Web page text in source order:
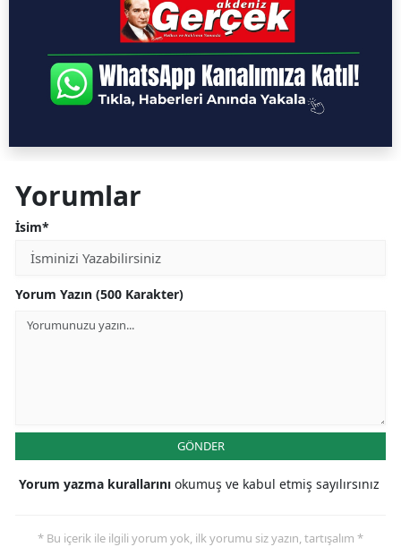
Yorumlar
İsim*
Yorum Yazın (500 Karakter)
GÖNDER
Yorum yazma kurallarını okumuş ve kabul etmiş sayılırsınız
* Bu içerik ile ilgili yorum yok, ilk yorumu siz yazın, tartışalım *